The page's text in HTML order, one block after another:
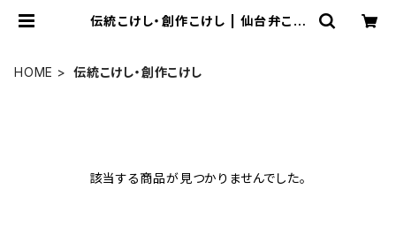
伝統こけし・創作こけし | 仙台弁こけ
HOME 伝統こけし・創作こけし
該当する商品が見つかりませんでした。